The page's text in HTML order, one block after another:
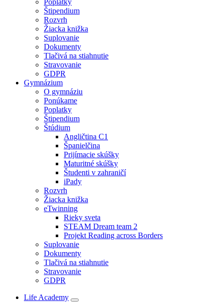
Štipendium
Rozvrh
Žiacka knižka
Suplovanie
Dokumenty
Tlačivá na stiahnutie
Stravovanie
GDPR
Gymnázium
O gymnáziu
Ponúkame
Poplatky
Štipendium
Štúdium
Angličtina C1
Španielčina
Prijímacie skúšky
Maturitné skúšky
Študenti v zahraničí
iPady
Rozvrh
Žiacka knižka
eTwinning
Rieky sveta
STEAM Dream team 2
Projekt Reading across Borders
Suplovanie
Dokumenty
Tlačivá na stiahnutie
Stravovanie
GDPR
Life Academy